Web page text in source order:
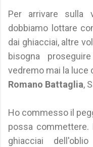
Per arrivare sulla
dobbiamo lottare
dai ghiacciai, altre
bisogna
vedremo mai la luce
Romano Battaglia,
Ho commesso il
possa
ghiacciai